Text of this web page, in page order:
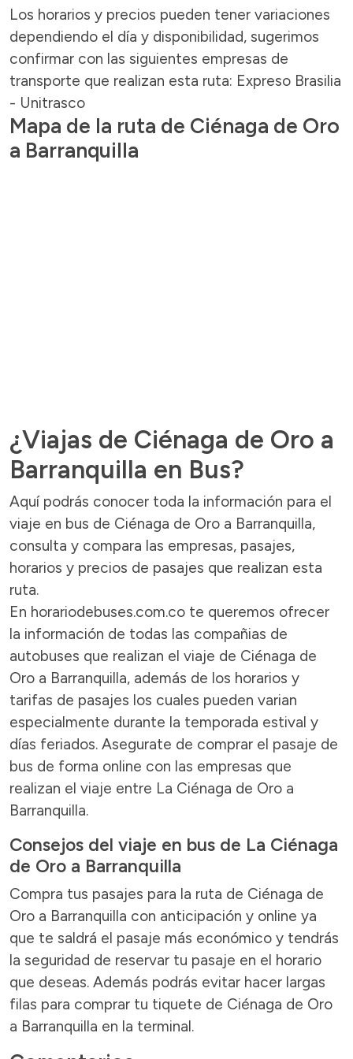
Los horarios y precios pueden tener variaciones
dependiendo el día y disponibilidad, sugerimos
confirmar con las siguientes empresas de
transporte que realizan esta ruta: Expreso Brasilia
- Unitrasco
Mapa de la ruta de Ciénaga de Oro
a Barranquilla
¿Viajas de Ciénaga de Oro a
Barranquilla en Bus?
Aquí podrás conocer toda la información para el
viaje en bus de Ciénaga de Oro a Barranquilla,
consulta y compara las empresas, pasajes,
horarios y precios de pasajes que realizan esta
ruta.
En horariodebuses.com.co te queremos ofrecer
la información de todas las compañias de
autobuses que realizan el viaje de Ciénaga de
Oro a Barranquilla, además de los horarios y
tarifas de pasajes los cuales pueden varian
especialmente durante la temporada estival y
días feriados. Asegurate de comprar el pasaje de
bus de forma online con las empresas que
realizan el viaje entre La Ciénaga de Oro a
Barranquilla.
Consejos del viaje en bus de La Ciénaga
de Oro a Barranquilla
Compra tus pasajes para la ruta de Ciénaga de
Oro a Barranquilla con anticipación y online ya
que te saldrá el pasaje más económico y tendrás
la seguridad de reservar tu pasaje en el horario
que deseas. Además podrás evitar hacer largas
filas para comprar tu tiquete de Ciénaga de Oro
a Barranquilla en la terminal.